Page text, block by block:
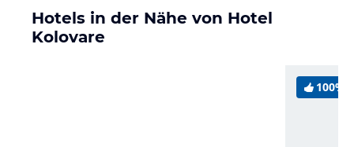
Hotels in der Nähe von Hotel
Kolovare
100%